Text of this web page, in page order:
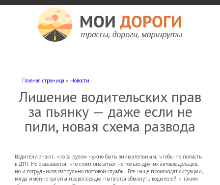
Главная страница » Новости
Лишение водительских прав
за пьянку — даже если не
пили, новая схема развода
Водители знают, что за рулем нужно быть внимательным, чтобы не попасть
в ДТП. Но оказывается, что стоит опасаться не только других автовладельцев,
но и сотрудников патрульно-постовой службы. Все чаще происходят ситуации,
когда именно органы правопорядка пытаются обмануть водителей и таким